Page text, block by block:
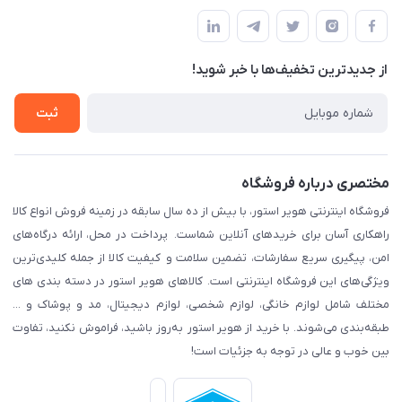
لیست محصولات
درباره ما
پیگیری سفارش
قوانین و مقرارت
حریم خصوصی
راهنما
از جدید‌ترین تخفیف‌ها با‌ خبر شوید!
ثبت
مختصری درباره فروشگاه
فروشگاه اینترنتی هویر استور، با بیش از ده سال سابقه در زمینه فروش انواع کالا
راهکاری آسان برای خریدهای آنلاین شماست. پرداخت در محل، ارائه درگاه‌های
امن، پیگیری سریع سفارشات، تضمین سلامت و کیفیت کالا از جمله کلیدی‌ترین
ویژگی‌های این فروشگاه اینترنتی است. کالاهای هویر استور در دسته بندی های
مختلف شامل لوازم خانگی، لوازم شخصی، لوازم دیجیتال، مد و پوشاک و ...
طبقه‌بندی می‌شوند. با خرید از هویر استور به‌روز باشید، فراموش نکنید، تفاوت
بین خوب و عالی در توجه به جزئیات است!